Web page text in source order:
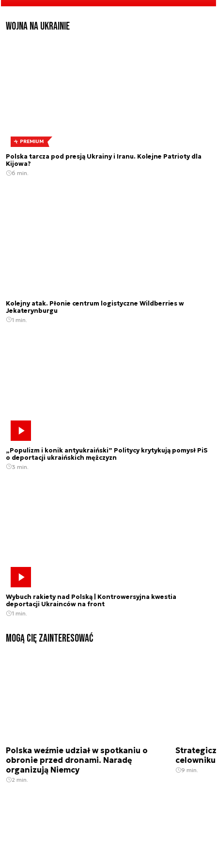
Wojna na Ukrainie
PREMIUM
Polska tarcza pod presją Ukrainy i Iranu. Kolejne Patrioty dla
Kijowa?
6 min.
Kolejny atak. Płonie centrum logistyczne Wildberries w
Jekaterynburgu
1 min.
„Populizm i konik antyukraiński” Politycy krytykują pomysł PiS
o deportacji ukraińskich mężczyzn
3 min.
Wybuch rakiety nad Polską | Kontrowersyjna kwestia
deportacji Ukrainców na front
1 min.
Mogą Cię zainteresować
Polska weźmie udział w spotkaniu o
obronie przed dronami. Naradę
organizują Niemcy
2 min.
9 min.